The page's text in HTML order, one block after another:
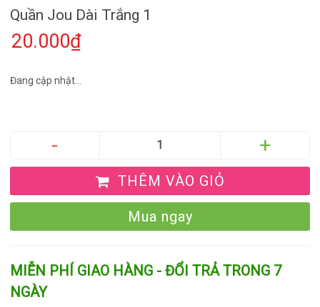
Quần Jou Dài Trắng 1
20.000₫
Đang cập nhật...
THÊM VÀO GIỎ
Mua ngay
MIỄN PHÍ GIAO HÀNG - ĐỔI TRẢ TRONG 7
NGÀY